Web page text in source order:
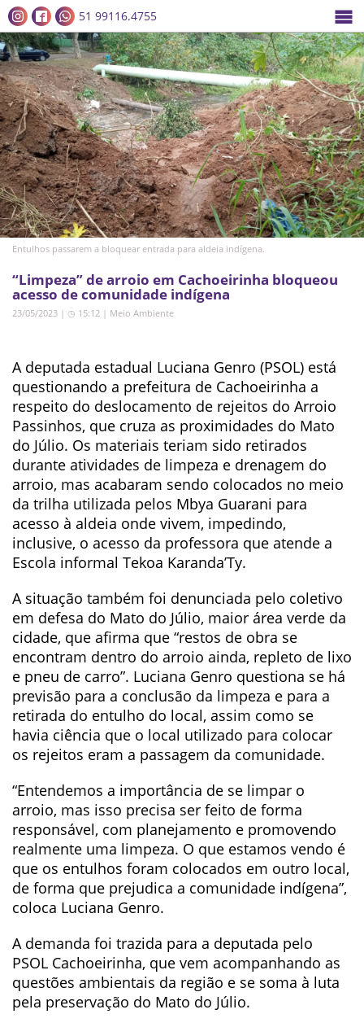
51 99116.4755
Entulhos passarem a bloquear entrada para aldeia indígena.
“Limpeza” de arroio em Cachoeirinha bloqueou
acesso de comunidade indígena
23/05/2023 | ◷ 15:12 | Meio Ambiente
A deputada estadual Luciana Genro (PSOL) está
questionando a prefeitura de Cachoeirinha a
respeito do deslocamento de rejeitos do Arroio
Passinhos, que cruza as proximidades do Mato
do Júlio. Os materiais teriam sido retirados
durante atividades de limpeza e drenagem do
arroio, mas acabaram sendo colocados no meio
da trilha utilizada pelos Mbya Guarani para
acesso à aldeia onde vivem, impedindo,
inclusive, o acesso da professora que atende a
Escola informal Tekoa Karanda’Ty.
A situação também foi denunciada pelo coletivo
em defesa do Mato do Júlio, maior área verde da
cidade, que afirma que “restos de obra se
encontram dentro do arroio ainda, repleto de lixo
e pneu de carro”. Luciana Genro questiona se há
previsão para a conclusão da limpeza e para a
retirada do entulho do local, assim como se
havia ciência que o local utilizado para colocar
os rejeitos eram a passagem da comunidade.
“Entendemos a importância de se limpar o
arroio, mas isso precisa ser feito de forma
responsável, com planejamento e promovendo
realmente uma limpeza. O que estamos vendo é
que os entulhos foram colocados em outro local,
de forma que prejudica a comunidade indígena”,
coloca Luciana Genro.
A demanda foi trazida para a deputada pelo
PSOL Cachoeirinha, que vem acompanhando as
questões ambientais da região e se soma à luta
pela preservação do Mato do Júlio.